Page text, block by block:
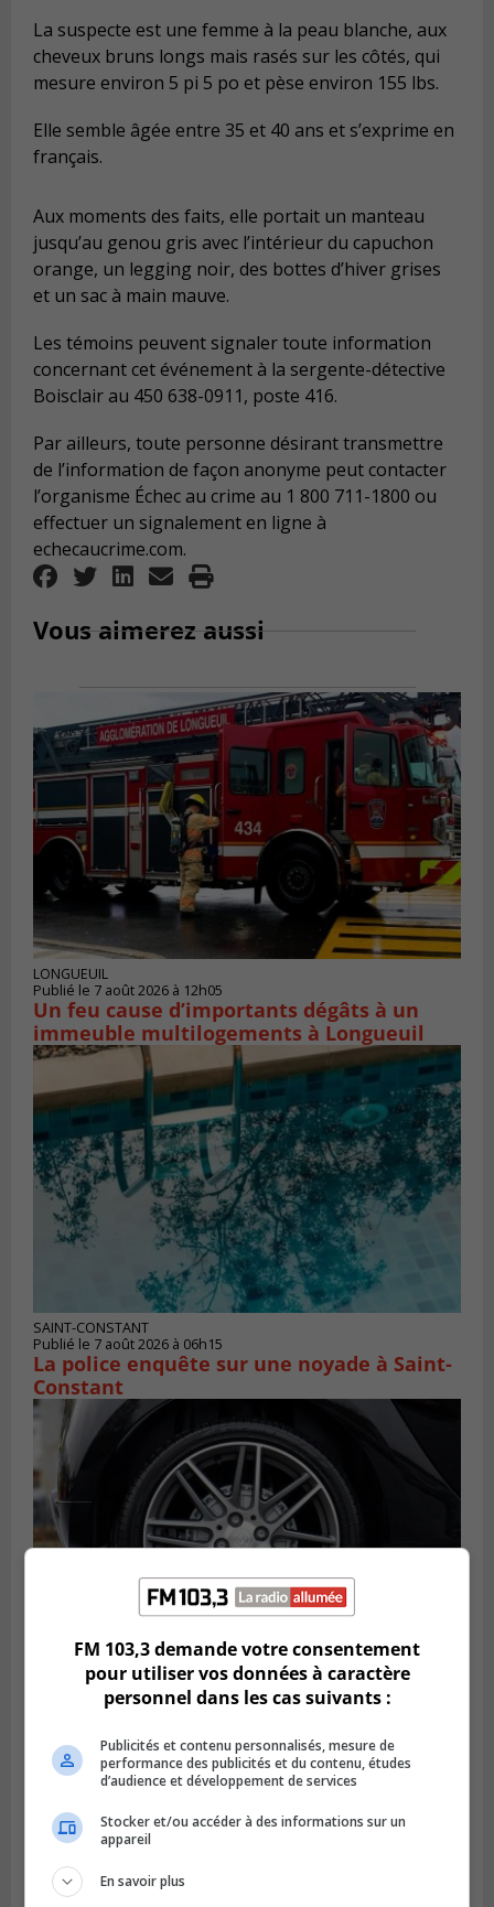
La suspecte est une femme à la peau blanche, aux
cheveux bruns longs mais rasés sur les côtés, qui
mesure environ 5 pi 5 po et pèse environ 155 lbs.
Elle semble âgée entre 35 et 40 ans et s’exprime en
français.
Aux moments des faits, elle portait un manteau
jusqu’au genou gris avec l’intérieur du capuchon
orange, un legging noir, des bottes d’hiver grises
et un sac à main mauve.
Les témoins peuvent signaler toute information
concernant cet événement à la sergente-détective
Boisclair au 450 638-0911, poste 416.
Par ailleurs, toute personne désirant transmettre
de l’information de façon anonyme peut contacter
l’organisme Échec au crime au 1 800 711-1800 ou
effectuer un signalement en ligne à
echecaucrime.com.
Vous aimerez aussi
LONGUEUIL
Publié le 7 août 2026 à 12h05
Un feu cause d’importants dégâts à un
immeuble multilogements à Longueuil
SAINT-CONSTANT
Publié le 7 août 2026 à 06h15
La police enquête sur une noyade à Saint-
Constant
LONGUEUIL
Publié le 6 août 2026 à 11h58
Des jeunes ciblent la Montérégie pour
le Défi écrou de roue
FM 103,3 demande votre consentement
pour utiliser vos données à caractère
personnel dans les cas suivants :
Publicités et contenu personnalisés, mesure de
performance des publicités et du contenu, études
d’audience et développement de services
Stocker et/ou accéder à des informations sur un
appareil
En savoir plus